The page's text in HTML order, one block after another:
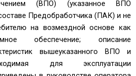
(ВПО) (указанное ВПО
Предобработчика (ПАК) и не
на возмездной основе как
обеспечение; описание
вышеуказанного ВПО и
для эксплуатации